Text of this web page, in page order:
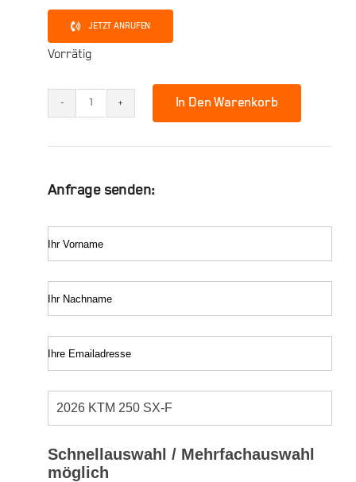
JETZT ANRUFEN
Vorrätig
2026
SX-
Menge
In Den Warenkorb
Anfrage senden:
Ihr Vorname
Ihr Nachname
Ihre Emailadresse
Schnellauswahl / Mehrfachauswahl
möglich